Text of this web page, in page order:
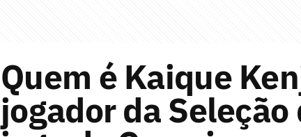
Quem é Kaique
jogador da